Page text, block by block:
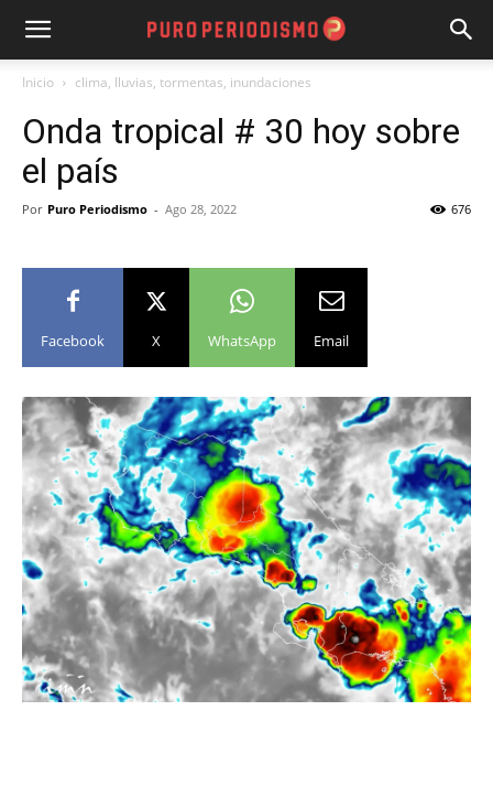
Inicio clima, lluvias, tormentas, inundaciones
Onda tropical # 30 hoy sobre
el país
Por Puro Periodismo - Ago 28, 2022 676
Facebook X WhatsApp Email